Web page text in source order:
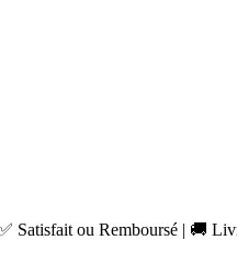
Satisfait ou Remboursé | 🚚